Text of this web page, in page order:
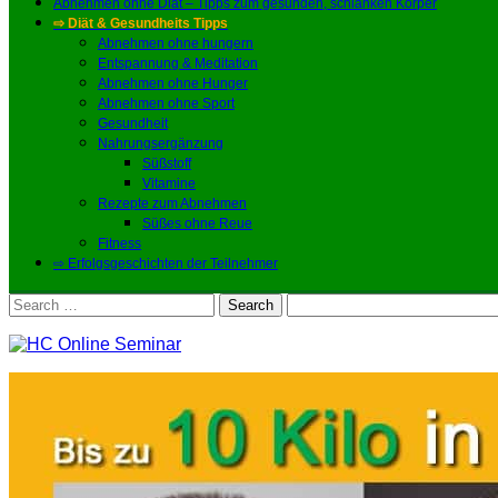
⇨ Diät & Gesundheits Tipps
Abnehmen ohne hungern
Entspannung & Meditation
Abnehmen ohne Hunger
Abnehmen ohne Sport
Gesundheit
Nahrungsergänzung
Süßstoff
Vitamine
Rezepte zum Abnehmen
Süßes ohne Reue
Fitness
⇨ Erfolgsgeschichten der Teilnehmer
Search
for: